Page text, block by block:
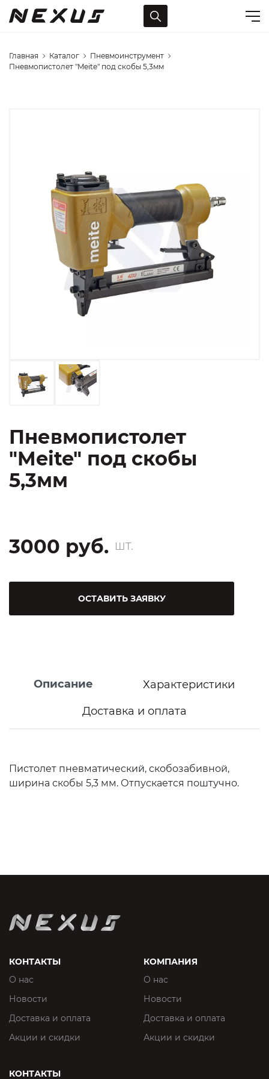
Главная Каталог
Пневмоинструмент
Пневмопистолет "Meite" под скобы 5,3мм
Пневмопистолет
"Meite" под скобы
5,3мм
3000 руб. ШТ.
ОСТАВИТЬ ЗАЯВКУ
Описание
Характеристики
Доставка и оплата
Пистолет пневматический, скобозабивной,
ширина скобы 5,3 мм. Отпускается поштучно.
КОНТАКТЫ
О нас
Новости
Доставка и оплата
Акции и скидки
КОМПАНИЯ
О нас
Новости
Доставка и оплата
Акции и скидки
КОНТАКТЫ